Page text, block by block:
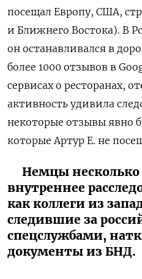
посещал Европу, США,
и Ближнего Востока). В
он останавливался в
более 1000 отзывов в
сервисах о ресторанах,
активность удивила
некоторые отзывы явно
которые Артур Е. не
Немцы несколько
внутреннее
как коллеги из
следившие за
спецслужбами,
документы из БНД.